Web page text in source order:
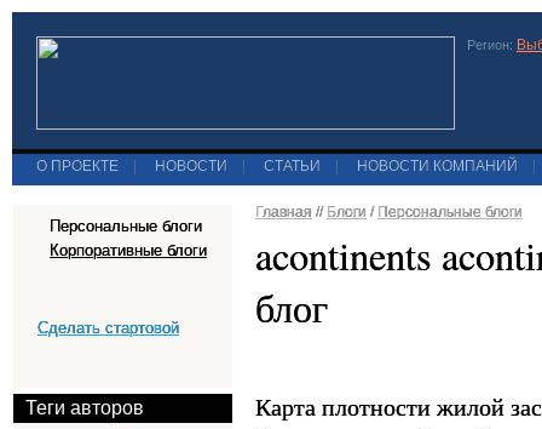
Регион:
О ПРОЕКТЕ НОВОСТИ СТАТЬИ НОВОСТИ КОМПАНИЙ
Персональные блоги
Корпоративные блоги
Сделать стартовой
Теги авторов
Главная // Блоги / Персональные блоги
acontinents
блог
Карта плотности жилой